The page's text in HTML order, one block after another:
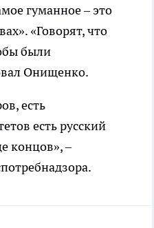
гуманное – это
«Говорят, что
были
Онищенко.
есть
есть русский
концов», –